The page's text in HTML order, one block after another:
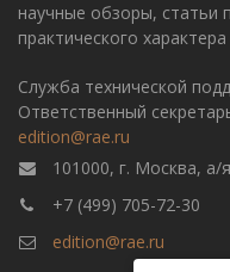
научные обзоры, статьи
практического
Служба технической
Ответственный
edition@rae.ru
101000, г. Москва, а/
+7 (499) 705-72-30
edition@rae.ru